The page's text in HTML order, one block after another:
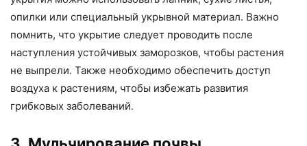
опилки или специальный укрывной материал. Важно
помнить, что укрытие следует проводить после
наступления устойчивых заморозков, чтобы растения
не выпрели. Также необходимо обеспечить доступ
воздуха к растениям, чтобы избежать развития
грибковых заболеваний.